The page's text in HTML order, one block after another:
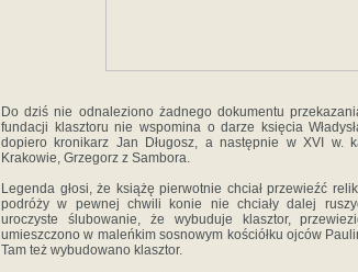
Do dziś nie odnaleziono żadnego dokumentu
fundacji klasztoru nie wspomina o darze księcia
dopiero kronikarz Jan Długosz, a następnie w XVI w.
Krakowie, Grzegorz z Sambora.
Legenda głosi, że książę pierwotnie chciał przewieźć
podróży w pewnej chwili konie nie chciały dalej
uroczyste ślubowanie, że wybuduje klasztor,
umieszczono w maleńkim sosnowym kościółku ojców
Tam też wybudowano klasztor.